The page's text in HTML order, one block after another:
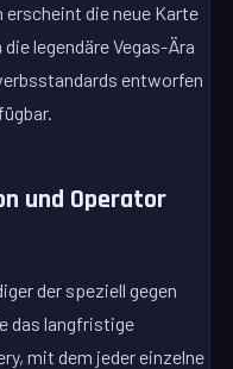
erscheint die neue Karte
legendäre Vegas-Ära
entworfen
und Operator
der speziell gegen
das langfristige
mit dem jeder einzelne